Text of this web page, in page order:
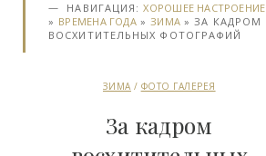
НАВИГАЦИЯ:ХОРОШЕЕ НАСТРОЕНИЕ.
» ВРЕМЕНА ГОДА»ЗИМА » ЗА КАДРОМ
ВОСХИТИТЕЛЬНЫХ ФОТОГРАФИЙ
ЗИМА / ФОТО ГАЛЕРЕЯ
За кадром